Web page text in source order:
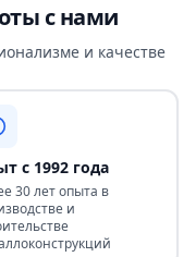
с нами
и качестве
с 1992 года
30 лет опыта в
и